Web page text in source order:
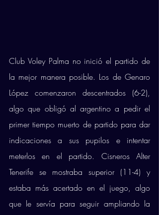
Club Voley Palma no inició el partido de
la mejor manera posible. Los de Genaro
López comenzaron descentrados (6-2),
algo que obligó al argentino a pedir el
primer tiempo muerto de partido para dar
indicaciones a sus pupilos e intentar
meterlos en el partido. Cisneros Alter
Tenerife se mostraba superior (11-4) y
estaba más acertado en el juego, algo
que le servía para seguir ampliando la